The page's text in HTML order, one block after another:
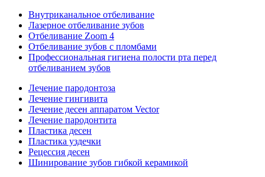
Внутриканальное отбеливание
Лазерное отбеливание зубов
Отбеливание Zoom 4
Отбеливание зубов с пломбами
Профессиональная гигиена полости рта перед
отбеливанием зубов
Лечение пародонтоза
Лечение гингивита
Лечение десен аппаратом Vector
Лечение пародонтита
Пластика десен
Пластика уздечки
Рецессия десен
Шинирование зубов гибкой керамикой